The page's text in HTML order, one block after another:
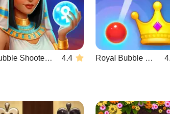
Bubble Shooter Wonders of Egypt 4.4 Royal Bubble Blast